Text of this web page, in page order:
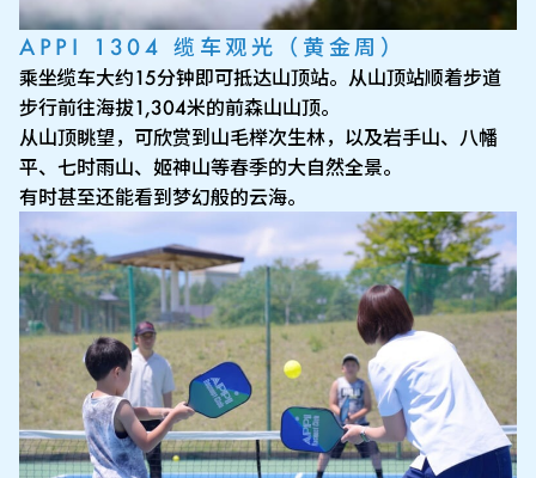
APPI 1304 缆车观光（黄金周）
乘坐缆车大约15分钟即可抵达山顶站。从山顶站顺着步道
步行前往海拔1,304米的前森山山顶。
从山顶眺望，可欣赏到山毛榉次生林，以及岩手山、八幡
平、七时雨山、姬神山等春季的大自然全景。
有时甚至还能看到梦幻般的云海。